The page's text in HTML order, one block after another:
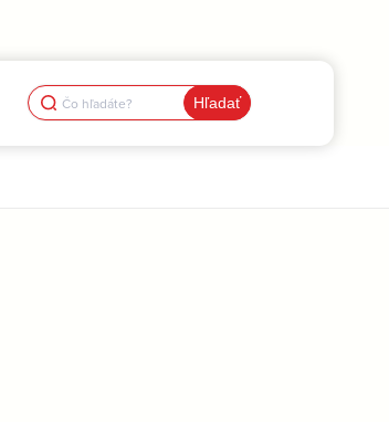
Search
for: